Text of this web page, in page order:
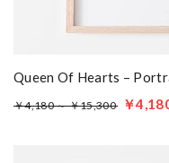
Queen Of Hearts –
￥4,180 ～ ￥15,300 ￥